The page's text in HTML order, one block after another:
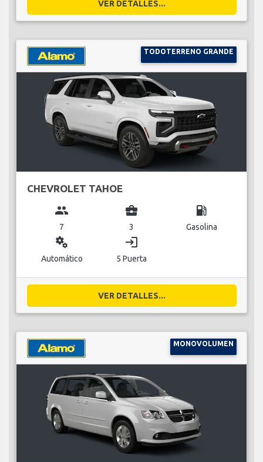
VER DETALLES...
TODOTERRENO GRANDE
CHEVROLET TAHOE
group
7
business_center
3
local_gas_station
Gasolina
miscellaneous_services
Automático
login
5 Puerta
VER DETALLES...
MONOVOLUMEN